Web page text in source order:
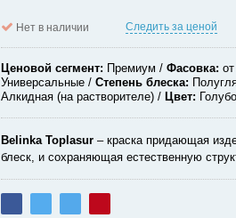
Нет в наличии Следить за ценой
Ценовой сегмент Премиум Фасовка
Универсальные
Степень блеска
Алкидная (на растворителе)
Цвет
Belinka Toplasur – краска придающая
блеск, и сохраняющая естественную